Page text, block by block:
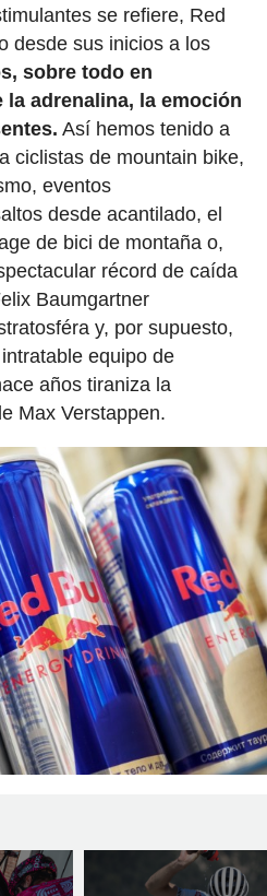
se refiere, Red
desde sus inicios a los
sobre todo en
adrenalina, la emoción
Así hemos tenido a
ciclistas de mountain bike,
eventos
desde acantilado, el
de bici de montaña o,
récord de caída
Baumgartner
y, por supuesto,
equipo de
años tiraniza la
Max Verstappen.